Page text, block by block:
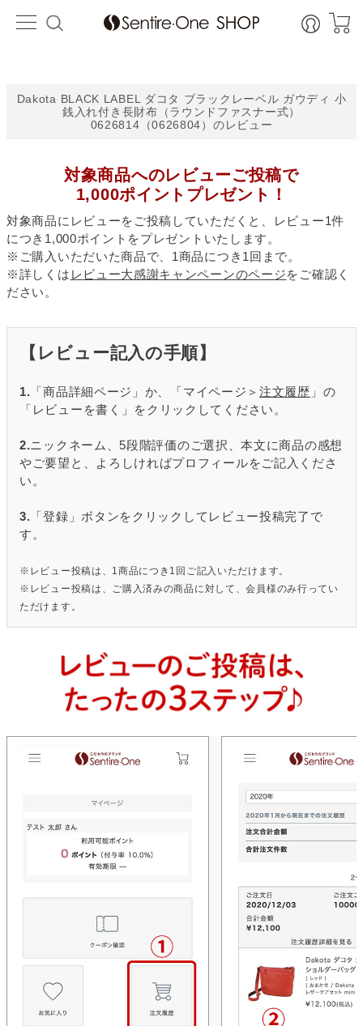
HOME アイテム
Dakota BLACK LABEL ダコタ ブラックレーベル ガウディ 小
銭入れ付き長財布（ラウンドファスナー式）
0626814（0626804）のレビュー
対象商品へのレビューご投稿で
1,000ポイントプレゼント！
対象商品にレビューをご投稿していただくと、レビュー1件
につき1,000ポイントをプレゼントいたします。
※ご購入いただいた商品で、1商品につき1回まで。
※詳しくは レビュー大感謝キャンペーンのページをご確認く
ださい。
【レビュー記入の手順】
1. 「商品詳細ページ」か、「マイページ＞注文履歴 」の
「レビューを書く」をクリックしてください。
2.ニックネーム、5段階評価のご選択、本文に商品の感想
やご要望と、よろしければプロフィールをご記入くださ
い。
3. 「登録」ボタンをクリックしてレビュー投稿完了で
す。
※レビュー投稿は、1商品につき1回ご記入いただけます。
※レビュー投稿は、ご購入済みの商品に対して、会員様のみ行ってい
ただけます。